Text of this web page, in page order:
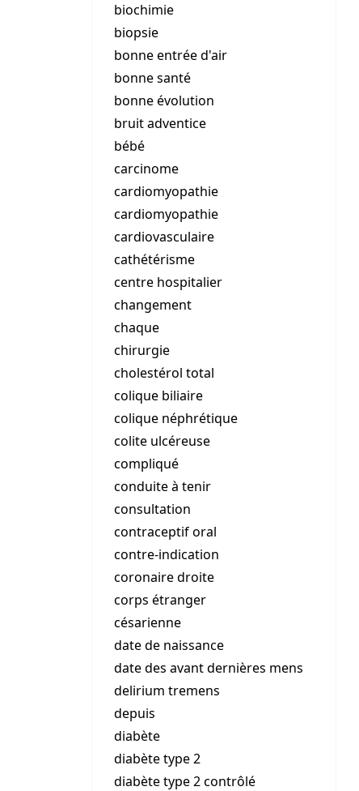
biochimie
biopsie
bonne entrée d'air
bonne santé
bonne évolution
bruit adventice
bébé
carcinome
cardiomyopathie
cardiomyopathie
cardiovasculaire
cathétérisme
centre hospitalier
changement
chaque
chirurgie
cholestérol total
colique biliaire
colique néphrétique
colite ulcéreuse
compliqué
conduite à tenir
consultation
contraceptif oral
contre-indication
coronaire droite
corps étranger
césarienne
date de naissance
date des avant dernières mens
delirium tremens
depuis
diabète
diabète type 2
diabète type 2 contrôlé